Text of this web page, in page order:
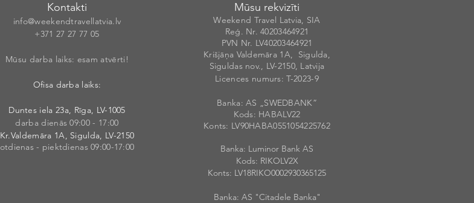
Kontakti
info@weekendtravellatvia.lv
+371 27 27 77 05
Mūsu darba laiks: esam atvērti!
Ofisa darba laiks:
Duntes iela 23a, Rīga, LV-1005
darba dienās 09:00 - 17:00
Kr.Valdemāra 1A, Sigulda, LV-2150
otdienas - piektdienas 09:00-17:00
Mūsu rekvizīti
Weekend Travel Latvia, SIA
Reģ. Nr. 40203464921
PVN Nr. LV40203464921
Krišjāņa Valdemāra 1A, Sigulda,
Siguldas nov., LV-2150, Latvija
Licences numurs: T-2023-9
Banka: AS „SWEDBANK”
Kods: HABALV22
Konts: LV90HABA0551054225762
Banka: Luminor Bank AS
Kods: RIKOLV2X
Konts: LV18RIKO0002930365125
Banka: AS "Citadele Banka"